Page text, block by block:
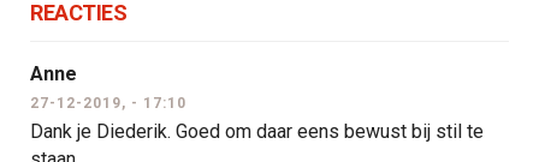
REACTIES
Anne
27-12-2019, - 17:10
Dank je Diederik. Goed om daar eens bewust bij stil te